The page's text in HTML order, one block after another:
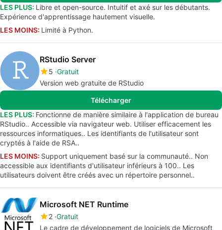
LES PLUS: Libre et open-source. Intuitif et axé sur les débutants.
Expérience d'apprentissage hautement visuelle.
LES MOINS: Limité à Python.
RStudio Server
5 Gratuit
Version web gratuite de RStudio
Télécharger
LES PLUS: Fonctionne de manière similaire à l'application de bureau
RStudio.. Accessible via navigateur web. Utiliser efficacement les
ressources informatiques.. Les identifiants de l'utilisateur sont
cryptés à l'aide de RSA..
LES MOINS: Support uniquement basé sur la communauté.. Non
accessible aux identifiants d'utilisateur inférieurs à 100.. Les
utilisateurs doivent être créés avec un répertoire personnel..
Microsoft NET Runtime
2 Gratuit
Le cadre de développement de logiciels de Microsoft